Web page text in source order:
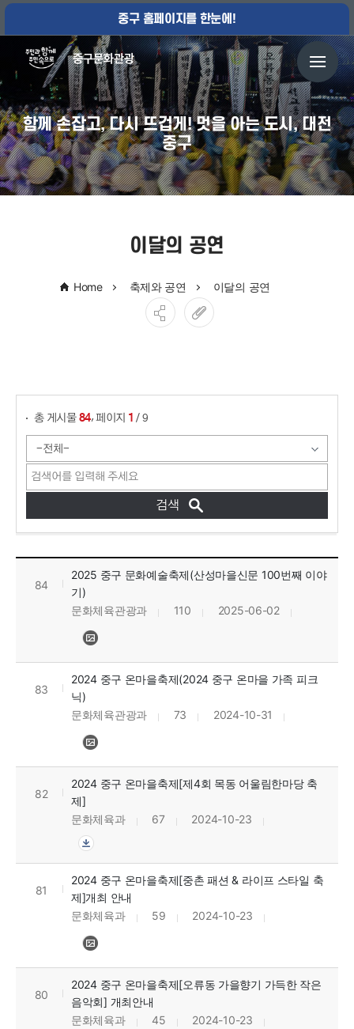
중구 홈페이지를 한눈에!
함께 손잡고, 다시 뜨겁게! 멋을 아는 도시, 대전
중구
이달의 공연
Home 축제와 공연 이달의 공연
총 게시물 84, 페이지 1 / 9
이달의 공연 목록으로 번호, 제목, 작성자, 조회수, 등록일, 첨부파일로 정보를 제공하고 있습니다.
84
2025 중구 문화예술축제(산성마을신문 100번째 이야
기)
문화체육관광과
110 2025-06-02
83
2024 중구 온마을축제(2024 중구 온마을 가족 피크
닉)
문화체육관광과
73 2024-10-31
82
2024 중구 온마을축제[제4회 목동 어울림한마당 축
제]
문화체육과
67 2024-10-23
81
2024 중구 온마을축제[중촌 패션 & 라이프 스타일 축
제]개최 안내
문화체육과
59 2024-10-23
80
2024 중구 온마을축제[오류동 가을향기 가득한 작은
음악회] 개최안내
문화체육과
45 2024-10-23